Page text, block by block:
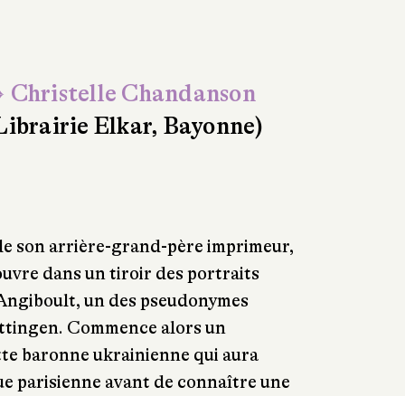
Chandanson
Elkar, Bayonne)
son arrière-grand-père imprimeur,
dans un tiroir des portraits
un des pseudonymes
Commence alors un
baronne ukrainienne qui aura
parisienne avant de connaître une